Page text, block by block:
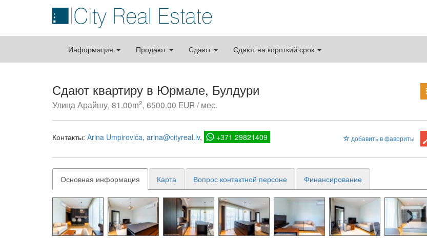
Информация Продают Сдают Сдают на короткий срок
Сдают квартиру в Юрмале, Булдури
Улица Арайшу, 81.00m2, 6500.00 EUR / мес.
добавить в фавориты
Контакты: Arina Umpiroviča arina@cityreal.lv +371 29821409
Основная информация Карта Вопрос контактной персоне Финансирование